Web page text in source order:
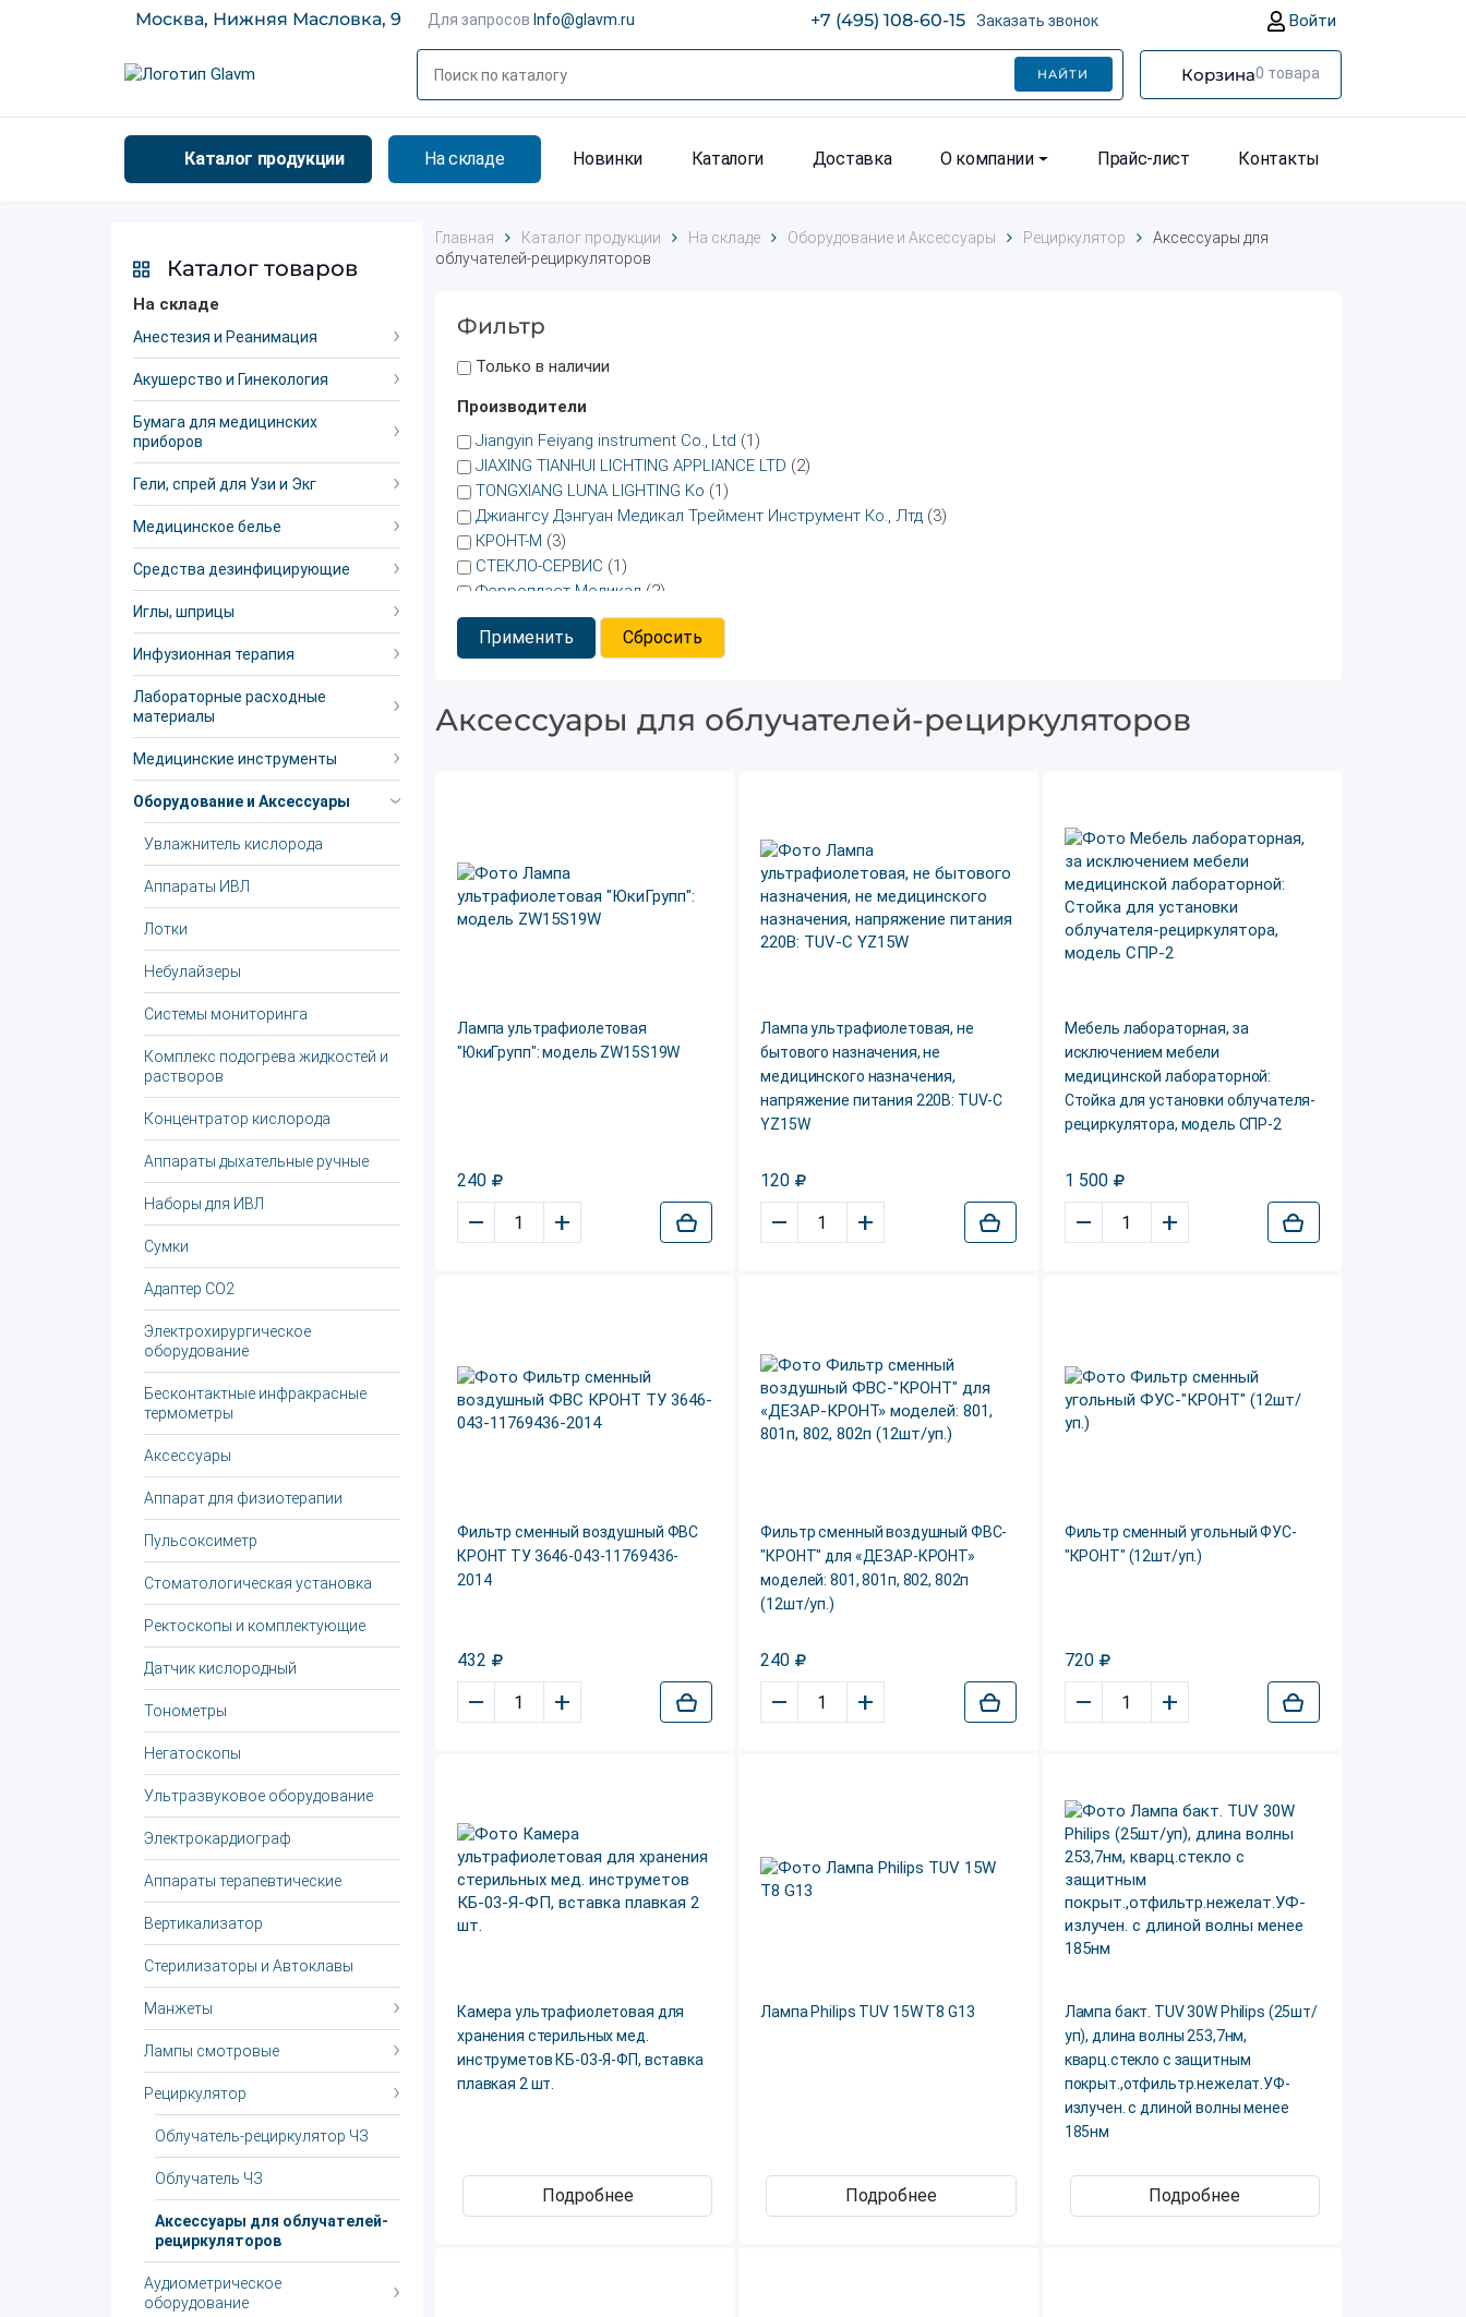
Москва, Нижняя Масловка, 9 Для запросов Info@glavm.ru +7 (495) 108-60-15 Заказать звонок Войти
НАЙТИ Корзина0 товара
Каталог продукции На складе Новинки Каталоги Доставка О компании Прайс-лист Контакты
Каталог товаров
На складе
Анестезия и Реанимация
Акушерство и Гинекология
Бумага для медицинских
приборов
Гели, спрей для Узи и Экг
Медицинское белье
Средства дезинфицирующие
Иглы, шприцы
Инфузионная терапия
Лабораторные расходные
материалы
Медицинские инструменты
Оборудование и Аксессуары
Увлажнитель кислорода
Аппараты ИВЛ
Лотки
Небулайзеры
Системы мониторинга
Комплекс подогрева жидкостей и
растворов
Концентратор кислорода
Аппараты дыхательные ручные
Наборы для ИВЛ
Сумки
Адаптер CO2
Электрохирургическое
оборудование
Бесконтактные инфракрасные
термометры
Аксессуары
Аппарат для физиотерапии
Пульсоксиметр
Стоматологическая установка
Ректоскопы и комплектующие
Датчик кислородный
Тонометры
Негатоскопы
Ультразвуковое оборудование
Электрокардиограф
Аппараты терапевтические
Вертикализатор
Стерилизаторы и Автоклавы
Манжеты
Лампы смотровые
Рециркулятор
Облучатель-рециркулятор ЧЗ
Облучатель ЧЗ
Аксессуары для облучателей-
рециркуляторов
Аудиометрическое
оборудование
Главная Каталог продукции На складе Оборудование и Аксессуары Рециркулятор
Аксессуары для
облучателей-рециркуляторов
Фильтр
Только в наличии
Производители
Jiangyin Feiyang instrument Co., Ltd (1)
JIAXING TIANHUI LICHTING APPLIANCE LTD (2)
TONGXIANG LUNA LIGHTING Ko (1)
Джиангсу Дэнгуан Медикал Треймент Инструмент Ко., Лтд (3)
КРОНТ-М (3)
СТЕКЛО-СЕРВИС (1)
Ферропласт Медикал (2)
Элид(1)
Применить Сбросить
Аксессуары для облучателей-рециркуляторов
Лампа ультрафиолетовая
"ЮкиГрупп": модель ZW15S19W
240
– +
Лампа ультрафиолетовая, не
бытового назначения, не
медицинского назначения,
напряжение питания 220В: TUV-C
YZ15W
120
– +
Мебель лабораторная, за
исключением мебели
медицинской лабораторной:
Стойка для установки облучателя-
рециркулятора, модель СПР-2
1 500
– +
Фильтр сменный воздушный ФВС
КРОНТ ТУ 3646-043-11769436-
2014
432
– +
Фильтр сменный воздушный ФВС-
"КРОНТ" для «ДЕЗАР-КРОНТ»
моделей: 801, 801п, 802, 802п
(12шт/уп.)
240
– +
Фильтр сменный угольный ФУС-
"КРОНТ" (12шт/уп.)
720
– +
Камера ультрафиолетовая для
хранения стерильных мед.
инструметов КБ-03-Я-ФП, вставка
плавкая 2 шт.
Подробнее
Лампа Philips TUV 15W T8 G13
Подробнее
Лампа бакт. TUV 30W Philips (25шт/
уп), длина волны 253,7нм,
кварц.стекло с защитным
покрыт.,отфильтр.нежелат.УФ-
излучен. с длиной волны менее
185нм
Подробнее